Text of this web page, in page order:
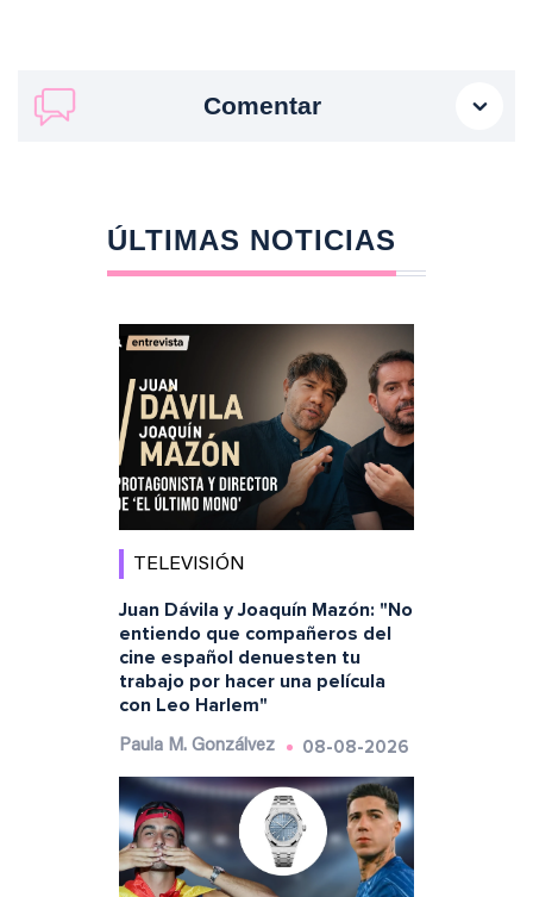
Comentar
ÚLTIMAS NOTICIAS
TELEVISIÓN
Juan Dávila y Joaquín Mazón: "No
entiendo que compañeros del
cine español denuesten tu
trabajo por hacer una película
con Leo Harlem"
Paula M. Gonzálvez 08-08-2026